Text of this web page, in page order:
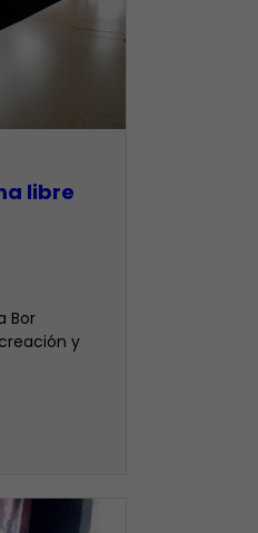
libre
Bor
y